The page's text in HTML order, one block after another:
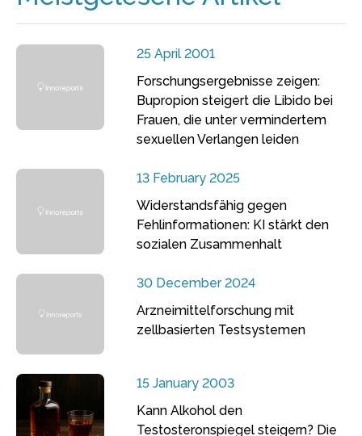
25 April 2001
Forschungsergebnisse zeigen:
Bupropion steigert die Libido bei
Frauen, die unter vermindertem
sexuellen Verlangen leiden
13 February 2025
Widerstandsfähig gegen
Fehlinformationen: KI stärkt den
sozialen Zusammenhalt
30 December 2024
Arzneimittelforschung mit
zellbasierten Testsystemen
15 January 2003
Kann Alkohol den
Testosteronspiegel steigern? Die